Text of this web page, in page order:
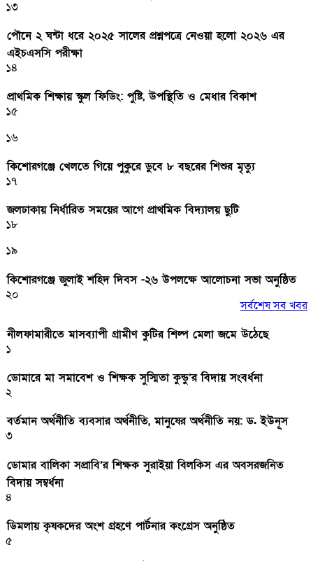
১৩
পৌনে ২ ঘন্টা ধরে ২০২৫ সালের প্রশ্নপত্রে নেওয়া হলো ২০২৬ এর
এইচএসসি পরীক্ষা
১৪
প্রাথমিক শিক্ষায় স্কুল ফিডিং: পুষ্টি, উপস্থিতি ও মেধার বিকাশ
১৫
১৬
কিশোরগঞ্জে খেলতে গিয়ে পুকুরে ডুবে ৮ বছরের শিশুর মৃত্যু
১৭
জলঢাকায় নির্ধারিত সময়ের আগে প্রাথমিক বিদ্যালয় ছুটি
১৮
১৯
কিশোরগঞ্জে জুলাই শহিদ দিবস -২৬ উপলক্ষে আলোচনা সভা অনুষ্ঠিত
২০
সর্বশেষ সব খবর
নীলফামারীতে মাসব্যাপী গ্রামীণ কুটির শিল্প মেলা জমে উঠেছে
১
ডোমারে মা সমাবেশ ও শিক্ষক সুস্মিতা কুন্ডু’র বিদায় সংবর্ধনা
২
বর্তমান অর্থনীতি ব্যবসার অর্থনীতি, মানুষের অর্থনীতি নয়: ড. ইউনূস
৩
ডোমার বালিকা সপ্রাবি’র শিক্ষক সুরাইয়া বিলকিস এর অবসরজনিত
বিদায় সম্বর্ধনা
৪
ডিমলায় কৃষকদের অংশ গ্রহণে পার্টনার কংগ্রেস অনুষ্ঠিত
৫